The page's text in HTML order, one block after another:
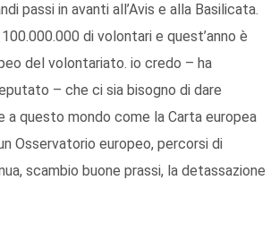
passi in avanti all’Avis e alla Basilicata.
100.000.000 di volontari e quest’anno è
del volontariato. io credo – ha
– che ci sia bisogno di dare
questo mondo come la Carta europea
Osservatorio europeo, percorsi di
scambio buone prassi, la detassazione